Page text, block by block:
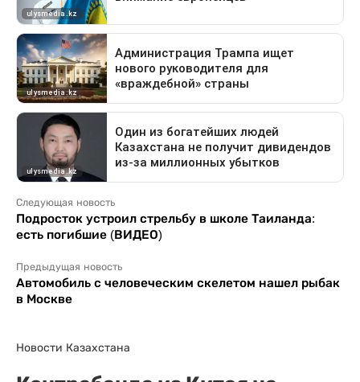
Следующая новость
Подросток устроил стрельбу в школе Таиланда:
есть погибшие (ВИДЕО)
Предыдущая новость
Автомобиль с человеческим скелетом нашел рыбак
в Москве
Новости Казахстана